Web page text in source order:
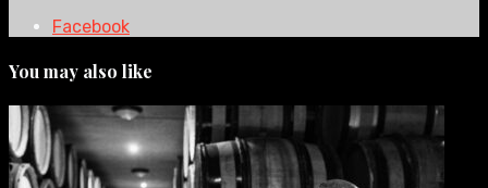
Facebook
You may also like